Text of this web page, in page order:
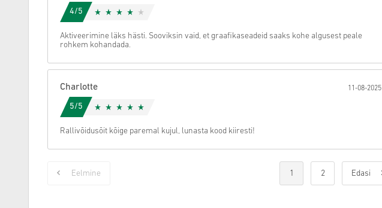
4/5
Aktiveerimine läks hästi. Sooviksin vaid, et graafikaseadeid saaks kohe algusest peale
rohkem kohandada.
Charlotte 11-08-2025
5/5
Rallivõidusõit kõige paremal kujul, lunasta kood kiiresti!
Eelmine 1 2 Edasi